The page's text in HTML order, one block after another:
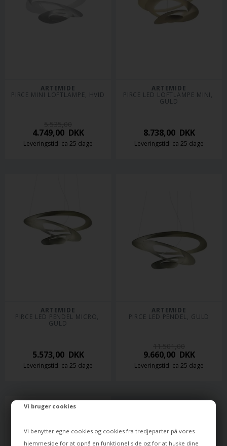
Vi bruger cookies
Vi benytter egne cookies og cookies fra tredjeparter på vores
hjemmeside for at opnå en funktionel side og for at huske dine
ARTEMIDE
PIRCE MINI LOFTLAMPE, HVID
4.749,00DKK
Leveringstid: ca 25 dage
ARTEMIDE
PIRCE LED LOFTLAMPE MINI,
GULD
8.738,00DKK
Leveringstid: ca 25 dage
ARTEMIDE
PIRCE LED PENDEL MICRO,
GULD
5.573,00DKK
Leveringstid: ca 25 dage
ARTEMIDE
PIRCE LED PENDEL, GULD
9.660,00DKK
Leveringstid: ca 25 dage